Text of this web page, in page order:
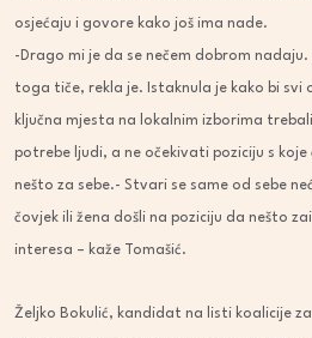
osjećaju i govore kako još ima nade.
-Drago mi je da se nečem dobrom
toga tiče, rekla je. Istaknula je kako bi svi
ključna mjesta na lokalnim izborima
potrebe ljudi, a ne očekivati poziciju s
nešto za sebe.- Stvari se same od sebe
čovjek ili žena došli na poziciju da nešto
interesa – kaže Tomašić.
Željko Bokulić, kandidat na listi koalicije